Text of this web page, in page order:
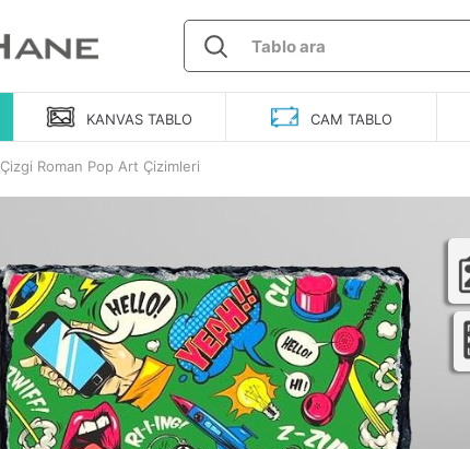
KANVAS TABLO CAM TABLO
Çizgi Roman Pop Art Çizimleri